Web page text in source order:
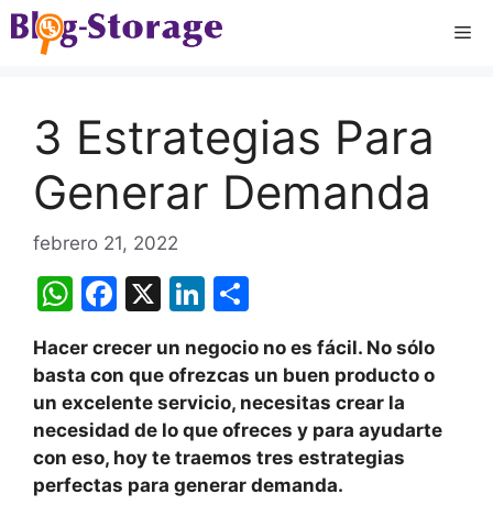
Saltar
al
3 Estrategias Para
Generar Demanda
febrero 21, 2022
W
at
s
A
p
p
F
c
e
b
o
o
X
Li
k
e
dI
n
m
p
ar
tir
Hacer crecer un negocio no es fácil. No sólo
basta con que ofrezcas un buen producto o
un excelente servicio, necesitas crear la
necesidad de lo que ofreces y para ayudarte
con eso, hoy te traemos tres estrategias
perfectas para generar demanda.